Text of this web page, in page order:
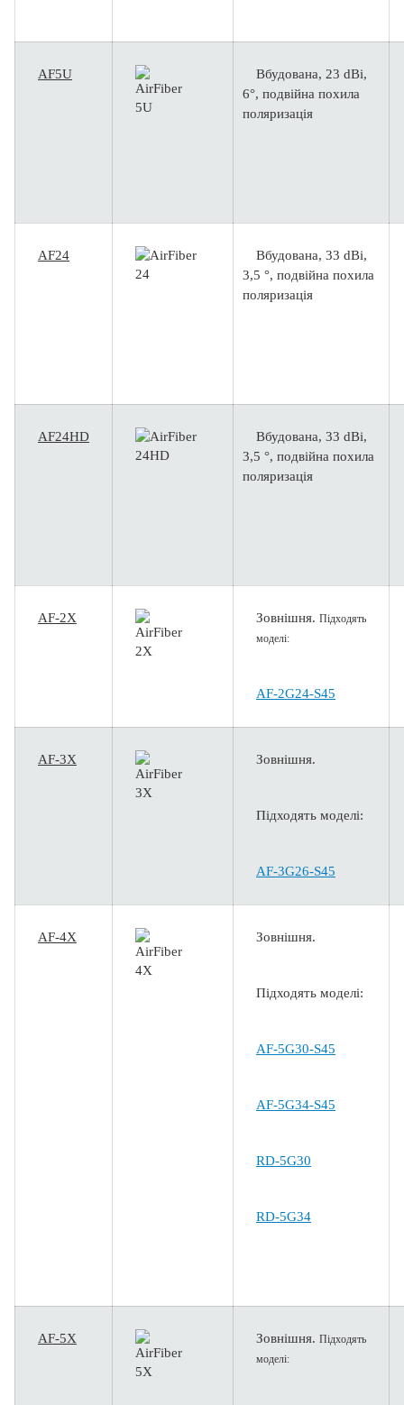
AF5U
Вбудована, 23 dBi,
6°, подвійна похила
поляризація
AF24
Вбудована, 33 dBi,
3,5 °, подвійна похила
поляризація
AF24HD
Вбудована, 33 dBi,
3,5 °, подвійна похила
поляризація
AF-2X Зовнішня. Підходять
моделі:
AF-2G24-S45
AF-3X Зовнішня.
Підходять моделі:
AF-3G26-S45
AF-4X Зовнішня.
Підходять моделі:
AF-5G30-S45
AF-5G34-S45
RD-5G30
RD-5G34
AF-5X Зовнішня. Підходять
моделі: